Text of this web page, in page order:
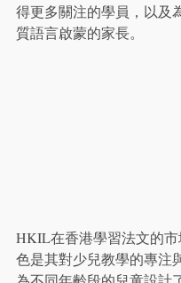
得更多關注的學員，以及
質語言啟蒙的家長。
HKIL在香港學習法文的
色是其對少兒教學的專注